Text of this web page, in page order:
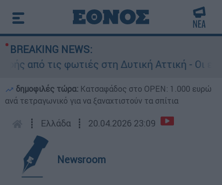
BREAKING NEWS:
από τις φωτιές στη Δυτική Αττική - Οι
δημοφιλές τώρα: Κατσαφάδος στο OPEN: 1.000 ευρώ
ανά τετραγωνικό για να ξαναχτιστούν τα σπίτια
┋ Ελλάδα ┋ 20.04.2026 23:09
Newsroom